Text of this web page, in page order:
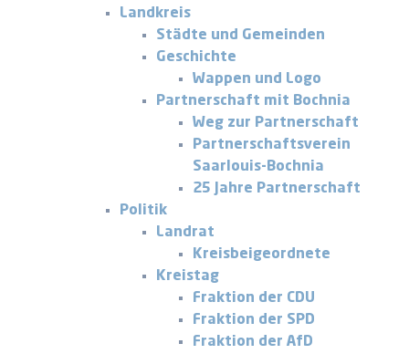
Landkreis
Städte und Gemeinden
Geschichte
Wappen und Logo
Partnerschaft mit Bochnia
Weg zur Partnerschaft
Partnerschaftsverein
Saarlouis-Bochnia
25 Jahre Partnerschaft
Politik
Landrat
Kreisbeigeordnete
Kreistag
Fraktion der CDU
Fraktion der SPD
Fraktion der AfD